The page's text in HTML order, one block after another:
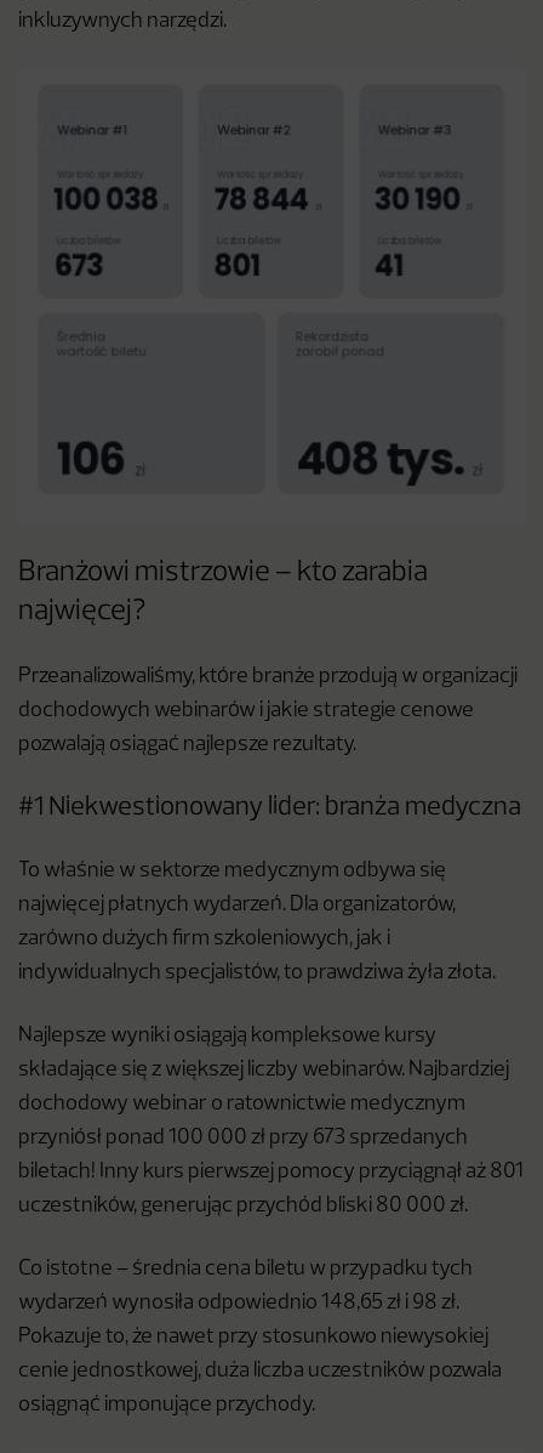
inkluzywnych narzędzi.
Branżowi mistrzowie – kto zarabia
najwięcej?
Przeanalizowaliśmy, które branże przodują w organizacji
dochodowych webinarów i jakie strategie cenowe
pozwalają osiągać najlepsze rezultaty.
#1 Niekwestionowany lider: branża medyczna
To właśnie w sektorze medycznym odbywa się
najwięcej płatnych wydarzeń. Dla organizatorów,
zarówno dużych firm szkoleniowych, jak i
indywidualnych specjalistów, to prawdziwa żyła złota.
Najlepsze wyniki osiągają kompleksowe kursy
składające się z większej liczby webinarów. Najbardziej
dochodowy webinar o ratownictwie medycznym
przyniósł ponad 100 000 zł przy 673 sprzedanych
biletach! Inny kurs pierwszej pomocy przyciągnął aż 801
uczestników, generując przychód bliski 80 000 zł.
Co istotne – średnia cena biletu w przypadku tych
wydarzeń wynosiła odpowiednio 148,65 zł i 98 zł.
Pokazuje to, że nawet przy stosunkowo niewysokiej
cenie jednostkowej, duża liczba uczestników pozwala
osiągnąć imponujące przychody.